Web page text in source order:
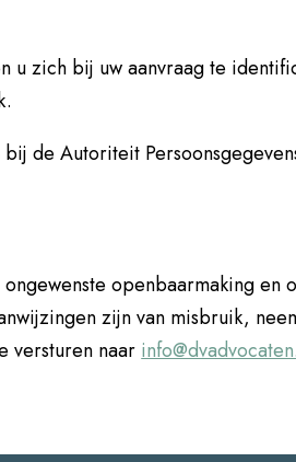
u zich bij uw aanvraag te
de Autoriteit
openbaarmaking en
zijn van misbruik,
versturen naar